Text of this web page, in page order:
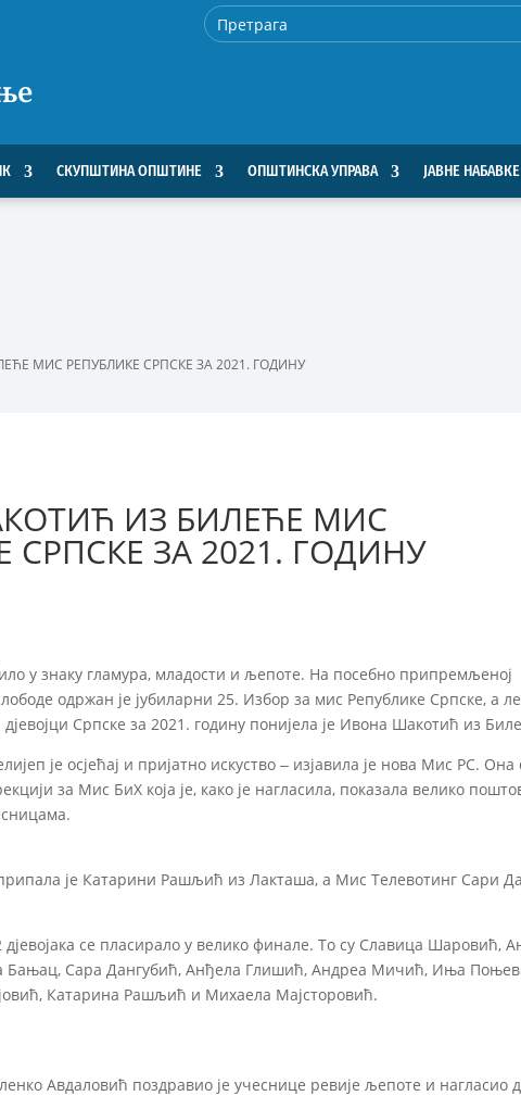
СКУПШТИНА ОПШТИНЕ ОПШТИНСКА УПРАВА ЈАВНЕ НАБАВКЕ
МИС РЕПУБЛИКЕ СРПСКЕ ЗА 2021. ГОДИНУ
ИЗ БИЛЕЋЕ МИС
СРПСКЕ ЗА 2021. ГОДИНУ
у знаку гламура, младости и љепоте. На посебно припремљеној
одржан је јубиларни 25. Избор за мис Републике Српске, а
Српске за 2021. годину понијела је Ивона Шакотић из
је осјећај и пријатно искуство ‒ изјавила је нова Мис РС. Она
за Мис БиХ која је, како је нагласила, показала велико
је Катарини Рашљић из Лакташа, а Мис Телевотинг Сари
се пласирало у велико финале. То су Славица Шаровић,
Сара Дангубић, Анђела Глишић, Андреа Мичић, Иња
Катарина Рашљић и Михаела Мајсторовић.
Авдаловић поздравио је учеснице ревије љепоте и нагласио